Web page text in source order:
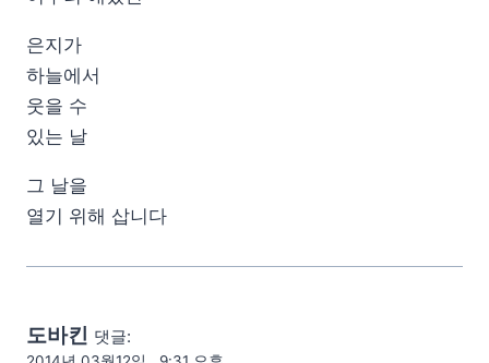
은지가
하늘에서
웃을 수
있는 날
그 날을
열기 위해 삽니다
도바킨 댓글: